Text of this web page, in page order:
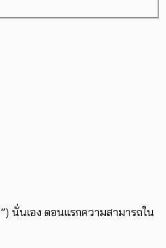
นั่นเอง ตอนแรกความสามารถใน